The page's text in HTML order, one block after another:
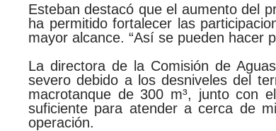
Esteban destacó que el aumento del
ha permitido fortalecer las
mayor alcance. “Así se pueden hacer
La directora de la Comisión de
severo debido a los desniveles del
macrotanque de 300 m³, junto con
suficiente para atender a cerca de
operación.